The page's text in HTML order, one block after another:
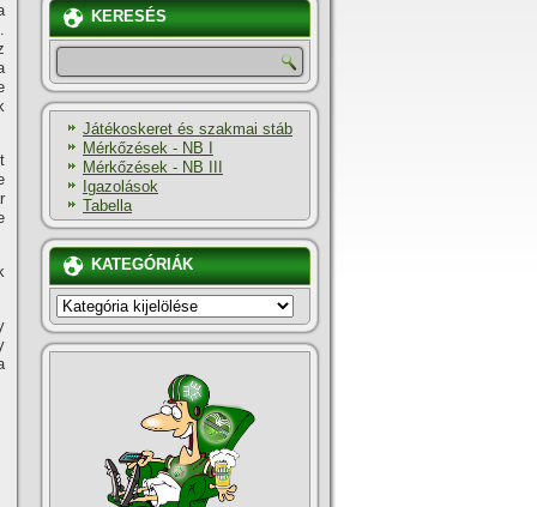
KERESÉS
Játékoskeret és szakmai stáb
Mérkőzések - NB I
Mérkőzések - NB III
Igazolások
Tabella
KATEGÓRIÁK
KATEGÓRIÁK